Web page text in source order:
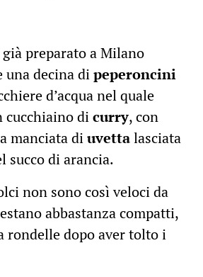
preparato a Milano
una decina dipeperoncini
d’acqua nel quale
cucchiaino dicurry, con
manciata diuvettalasciata
succo di arancia.
non sono così veloci da
abbastanza compatti,
rondelle dopo aver tolto i